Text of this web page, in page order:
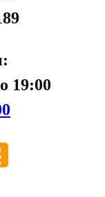
19:00